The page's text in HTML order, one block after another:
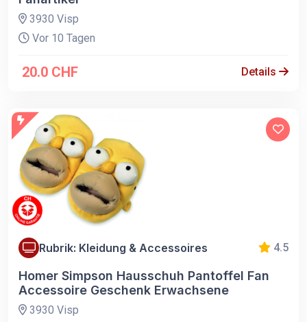
3930 Visp
Vor 10 Tagen
20.0 CHF Details
Rubrik: Kleidung & Accessoires 4.5
Homer Simpson Hausschuh Pantoffel Fan
Accessoire Geschenk Erwachsene
3930 Visp